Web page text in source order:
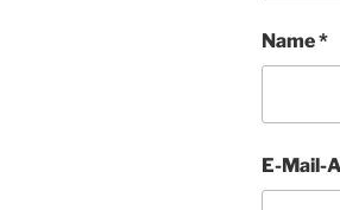
Name*
E-Mail-